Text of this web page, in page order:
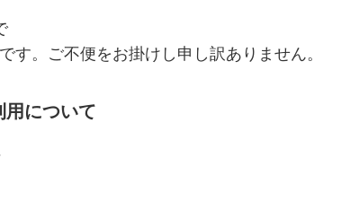
す。ご不便をお掛けし申し訳ありません。
用について